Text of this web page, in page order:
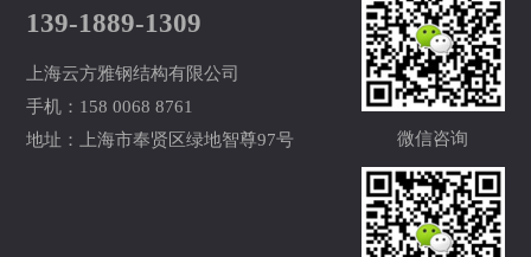
139-1889-1309
上海云方雅钢结构有限公司
手机：158 0068 8761
地址：上海市奉贤区绿地智尊97号
微信咨询